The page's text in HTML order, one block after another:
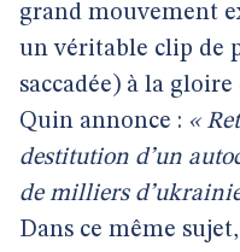
grand mouvement
un véritable clip de
saccadée) à la
Quin annonce : «
destitution d’un
de milliers
Dans ce même